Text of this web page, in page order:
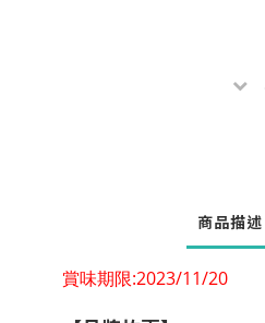
商品描述
賞味期限:2023/11/20